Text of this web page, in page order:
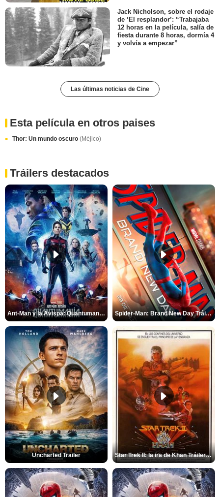
Jack Nicholson, sobre el rodaje
de ‘El resplandor’: “Trabajaba
12 horas en la película, salía de
fiesta durante 8 horas, dormía 4
y volvía a empezar”
Las últimas noticias de Cine
Esta película en otros paises
Thor: Un mundo oscuro (Méjico)
Tráilers destacados
Ant-Man y la Avispa: Quantumanía Tráiler (2) Spider-Man: Brand New Day Tráiler (3)
Uncharted Trailer Star Trek II: la ira de Khan Tráiler VO